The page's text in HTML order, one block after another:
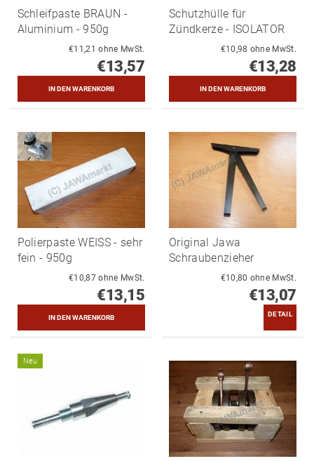
Schleifpaste BRAUN -
Aluminium - 950g
€11,21 ohne MwSt.
€13,57
Schutzhülle für
Zündkerze - ISOLATOR
€10,98 ohne MwSt.
€13,28
Polierpaste WEISS - sehr
fein - 950g
€10,87 ohne MwSt.
€13,15
Original Jawa
Schraubenzieher
€10,80 ohne MwSt.
€13,07
DETAIL
Neu